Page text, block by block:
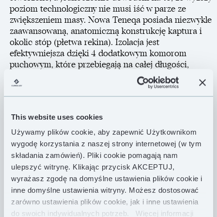
This website uses cookies
Używamy plików cookie, aby zapewnić Użytkownikom
wygodę korzystania z naszej strony internetowej (w tym
składania zamówień). Pliki cookie pomagają nam
ulepszyć witrynę. Klikając przycisk AKCEPTUJ,
wyrażasz zgodę na domyślne ustawienia plików cookie i
inne domyślne ustawienia witryny. Możesz dostosować
zarówno ustawienia plików cookie, jak i inne ustawienia
do swoich indywidualnych potrzeb.
Więcej informacji
poziom technologiczny nie musi iść w parze ze
zwiększeniem masy. Nowa Teneqa posiada niezwykle
zaawansowaną, anatomiczną konstrukcję kaptura i
okolic stóp (płetwa rekina). Izolacja jest
efektywniejsza dzięki 4 dodatkowym komorom
puchowym, które przebiegają na całej długości,
utrzymując puch w miejscu po bokach śpiwora. Przy
projektowaniu wybraliśmy tkaninę Pertex® Quantum
29 g i wypełniliśmy śpiwór etycznie pozyskiwanym
Nieco szerszy krój charakterystyczny dla śpiworów
zimowych pozwala na włożenie do śpiwora
elementów wyposażenia, które chcemy uchronić
przed zimnem, a także na użycie izolacji
pomocniczej, jak np. wkładki izolacyjnej lub grubej
kurtki puchowej. Dwa tunele puchowe izolują zamek,
a specjalny klips zapobiega wcinaniu się suwaka w
materiał śpiwora. Dwie różniące się w dotyku linki